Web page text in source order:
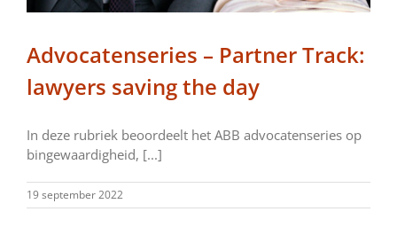
Advocatenseries – Partner Track:
lawyers saving the day
In deze rubriek beoordeelt het ABB advocatenseries op
bingewaardigheid, [...]
19 september 2022